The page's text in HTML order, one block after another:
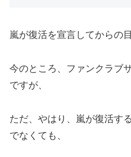
嵐が復活を宣言してからの
今のところ、ファンクラブ
ですが、
ただ、やはり、嵐が復活す
でなくても、